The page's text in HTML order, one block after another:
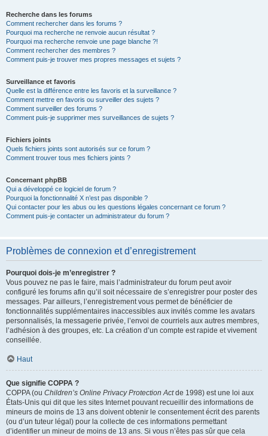
Recherche dans les forums
Comment rechercher dans les forums ?
Pourquoi ma recherche ne renvoie aucun résultat ?
Pourquoi ma recherche renvoie une page blanche ?!
Comment rechercher des membres ?
Comment puis-je trouver mes propres messages et sujets ?
Surveillance et favoris
Quelle est la différence entre les favoris et la surveillance ?
Comment mettre en favoris ou surveiller des sujets ?
Comment surveiller des forums ?
Comment puis-je supprimer mes surveillances de sujets ?
Fichiers joints
Quels fichiers joints sont autorisés sur ce forum ?
Comment trouver tous mes fichiers joints ?
Concernant phpBB
Qui a développé ce logiciel de forum ?
Pourquoi la fonctionnalité X n’est pas disponible ?
Qui contacter pour les abus ou les questions légales concernant ce forum ?
Comment puis-je contacter un administrateur du forum ?
Problèmes de connexion et d’enregistrement
Pourquoi dois-je m’enregistrer ?
Vous pouvez ne pas le faire, mais l’administrateur du forum peut avoir
configuré les forums afin qu’il soit nécessaire de s’enregistrer pour poster des
messages. Par ailleurs, l’enregistrement vous permet de bénéficier de
fonctionnalités supplémentaires inaccessibles aux invités comme les avatars
personnalisés, la messagerie privée, l’envoi de courriels aux autres membres,
l’adhésion à des groupes, etc. La création d’un compte est rapide et vivement
conseillée.
Haut
Que signifie COPPA ?
COPPA (ou Children’s Online Privacy Protection Actde 1998) est une loi aux
États-Unis qui dit que les sites Internet pouvant recueillir des informations de
mineurs de moins de 13 ans doivent obtenir le consentement écrit des parents
(ou d’un tuteur légal) pour la collecte de ces informations permettant
d’identifier un mineur de moins de 13 ans. Si vous n’êtes pas sûr que cela